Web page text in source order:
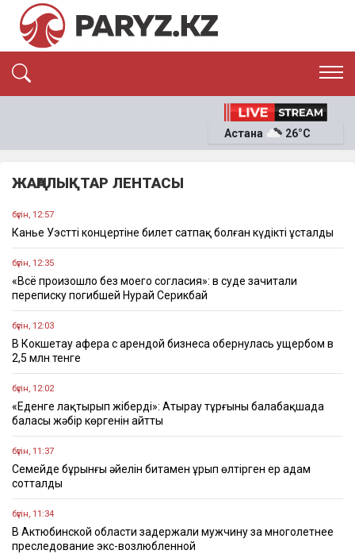
ЭКОНОМИКА
ОҚИҒА
Астана 26°C
ЖАҢАЛЫҚТАР ЛЕНТАСЫ
бүгін, 12:57
Канье Уэсттің концертіне билет сатпақ болған күдікті ұсталды
бүгін, 12:35
«Всё произошло без моего согласия»: в суде зачитали
переписку погибшей Нурай Серикбай
бүгін, 12:03
В Кокшетау афера с арендой бизнеса обернулась ущербом в
2,5 млн тенге
бүгін, 12:02
«Еденге лақтырып жіберді»: Атырау тұрғыны балабақшада
баласы жәбір көргенін айтты
бүгін, 11:37
Семейде бұрынғы әйелін битамен ұрып өлтірген ер адам
сотталды
бүгін, 11:34
В Актюбинской области задержали мужчину за многолетнее
преследование экс-возлюбленной